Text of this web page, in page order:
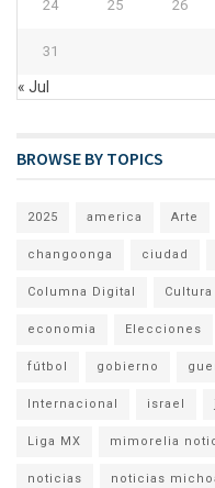
24 25 26
31
« Jul
BROWSE BY TOPICS
2025 america Arte
changoonga ciudad
Columna Digital Cultura
economia Elecciones
fútbol gobierno
Internacional israel
Liga MX mimorelia
noticias noticias